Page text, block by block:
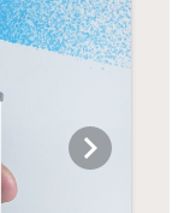
chevron_right